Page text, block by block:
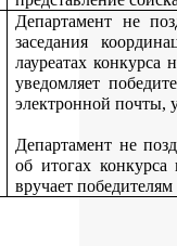
Департамент не
заседания
лауреатах
уведомляет
электронной почты,
Департамент не
об итогах
вручает